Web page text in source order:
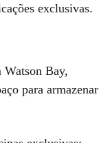
exclusivas.
Watson Bay,
para armazenar